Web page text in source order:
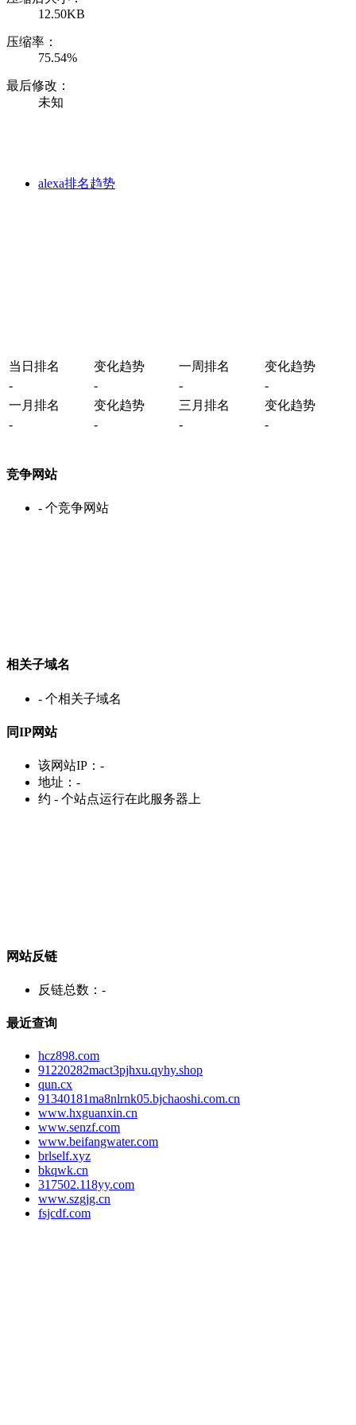
12.50KB
压缩率：
75.54%
最后修改：
未知
alexa排名趋势
当日排名 变化趋势 一周排名
变化趋势
-
- -
-
一月排名
变化趋势 三月排名
变化趋势
-
- - -
竞争网站
- 个竞争网站
相关子域名
- 个相关子域名
同IP网站
该网站IP： -
地址： -
约 - 个站点运行在此服务器上
网站反链
反链总数： -
最近查询
hcz898.com
91220282mact3pjhxu.qyhy.shop
qun.cx
91340181ma8nlrnk05.bjchaoshi.com.cn
www.hxguanxin.cn
www.senzf.com
www.beifangwater.com
brlself.xyz
bkqwk.cn
317502.118yy.com
www.szgjg.cn
fsjcdf.com